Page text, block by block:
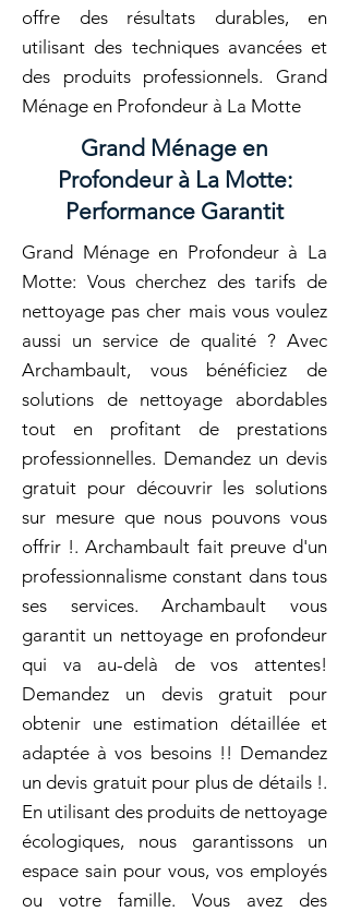
offre des résultats durables, en
utilisant des techniques avancées et
des produits professionnels. Grand
Ménage en Profondeur à La Motte
Grand Ménage en
Profondeur à La Motte:
Performance Garantit
Grand Ménage en Profondeur à La
Motte: Vous cherchez des tarifs de
nettoyage pas cher mais vous voulez
aussi un service de qualité ? Avec
Archambault, vous bénéficiez de
solutions de nettoyage abordables
tout en profitant de prestations
professionnelles. Demandez un devis
gratuit pour découvrir les solutions
sur mesure que nous pouvons vous
offrir !. Archambault fait preuve d'un
professionnalisme constant dans tous
ses services. Archambault vous
garantit un nettoyage en profondeur
qui va au-delà de vos attentes!
Demandez un devis gratuit pour
obtenir une estimation détaillée et
adaptée à vos besoins !! Demandez
un devis gratuit pour plus de détails !.
En utilisant des produits de nettoyage
écologiques, nous garantissons un
espace sain pour vous, vos employés
ou votre famille. Vous avez des